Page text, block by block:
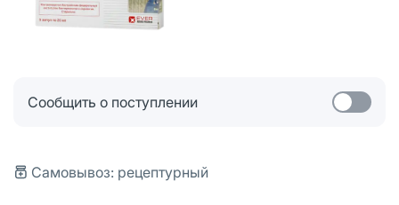
Сообщить о поступлении
Самовывоз: рецептурный